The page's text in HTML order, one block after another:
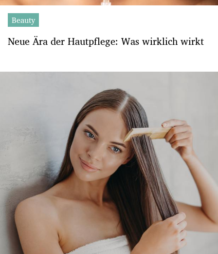
Beauty
Neue Ära der Hautpflege: Was wirklich wirkt